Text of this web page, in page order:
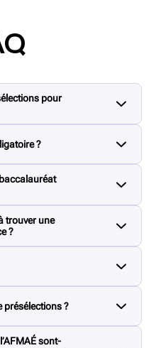
pour
mi-février.
?
et entraîner des temps de
aéronautique
trouver une
?
qui vous solliciterons
pour confirmer que le
avec la formation
présélections ?
écrit comportant : des
sont-